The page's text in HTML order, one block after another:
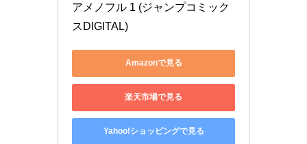
アメノフル 1 (ジャンプコミック
スDIGITAL)
Amazonで見る
楽天市場で見る
Yahoo!ショッピングで見る